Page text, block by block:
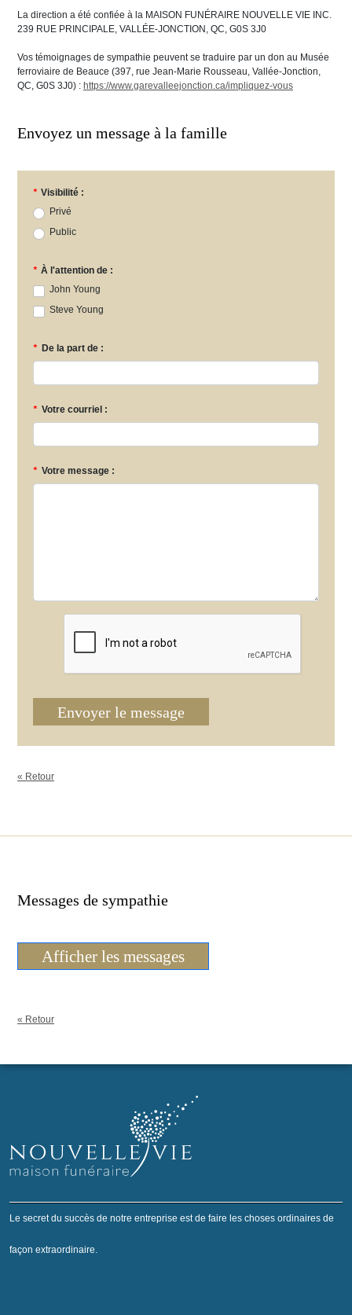
La direction a été confiée à la MAISON FUNÉRAIRE NOUVELLE VIE INC.
239 RUE PRINCIPALE, VALLÉE-JONCTION, QC, G0S 3J0
Vos témoignages de sympathie peuvent se traduire par un don au Musée
ferroviaire de Beauce (397, rue Jean-Marie Rousseau, Vallée-Jonction,
QC, G0S 3J0) : https://www.garevalleejonction.ca/impliquez-vous
Envoyez un message à la famille
* Visibilité :
Privé
Public
* À l'attention de :
John Young
Steve Young
* De la part de :
* Votre courriel :
* Votre message :
Envoyer le message
« Retour
Messages de sympathie
Afficher les messages
« Retour
Le secret du succès de notre entreprise est de faire les choses ordinaires de
façon extraordinaire.